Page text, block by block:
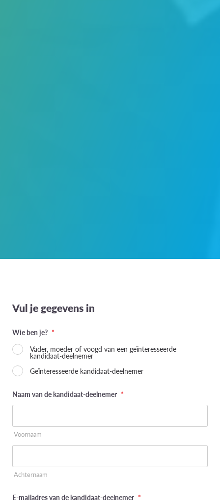
Vul je gegevens in
Wie ben je? *
Vader, moeder of voogd van een geïnteresseerde
kandidaat-deelnemer
Geïnteresseerde kandidaat-deelnemer
Naam van de kandidaat-deelnemer *
Voornaam
Achternaam
E-mailadres van de kandidaat-deelnemer *